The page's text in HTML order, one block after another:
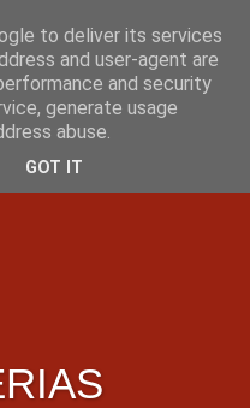
to deliver its services
and user-agent are
and security
generate usage
abuse.
GOT IT